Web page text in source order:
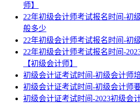
师】
22年初级会计师考试报名时间-初
般多少
22年初级会计师考试报名时间-初
22年初级会计师考试报名时间-
【初级会计师】
初级会计证考试时间-初级会计师
初级会计证考试时间-初级会计师
初级会计证考试时间-2023初级会